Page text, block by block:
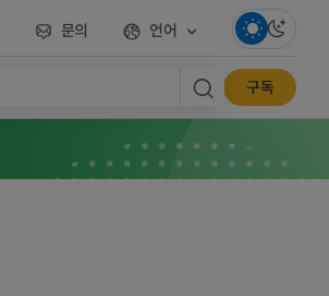
문의 언어
구독